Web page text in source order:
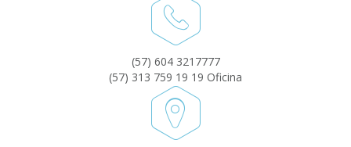
(57) 604 3217777
(57) 313 759 19 19 Oficina